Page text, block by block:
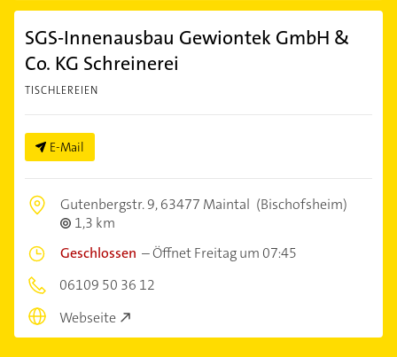
SGS-Innenausbau Gewiontek GmbH &
Co. KG Schreinerei
TISCHLEREIEN
E-Mail
Gutenbergstr. 9,63477 Maintal (Bischofsheim)
1,3 km
Geschlossen –Öffnet Freitag um 07:45
06109 50 36 12
Webseite